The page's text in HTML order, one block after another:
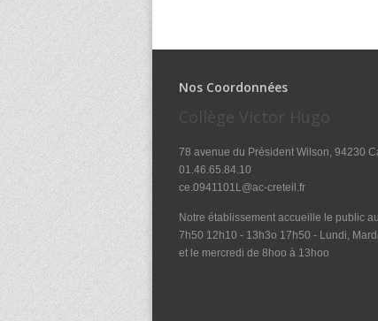
Nos Coordonnées
Collège Victor Hugo
78 avenue du Président Wilson, 94230
01.46.65.84.10
ce.0941101L@ac-creteil.fr
Notre établissement accueille le public
7h50 12h10 - 13h3o 17h50 - Lundi,
et le mercredi de 8hoo à 13hoo